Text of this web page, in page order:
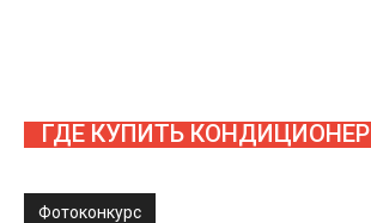
ГДЕ КУПИТЬ КОНДИЦИОНЕР
Фотоконкурс